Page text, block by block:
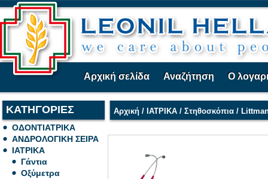
Αρχική σελίδα Αναζήτηση Ο
ΚΑΤΗΓΟΡΙΕΣ
ΟΔΟΝΤΙΑΤΡΙΚΑ
ΑΝΔΡΟΛΟΓΙΚΗ ΣΕΙΡΑ
ΙΑΤΡΙΚΑ
Γάντια
Οξύμετρα
Αρχική / ΙΑΤΡΙΚΑ / Στηθοσκόπια /